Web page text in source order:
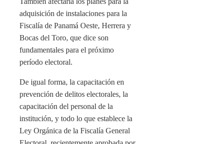
adquisición de instalaciones para la
Fiscalía de Panamá Oeste, Herrera y
Bocas del Toro, que dice son
fundamentales para el próximo
período electoral.
De igual forma, la capacitación en
prevención de delitos electorales, la
capacitación del personal de la
institución, y todo lo que establece la
Ley Orgánica de la Fiscalía General